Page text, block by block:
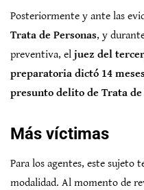
Posteriormente y ante las
Trata de Personas, y
preventiva, el juez del
preparatoria dictó 14
presunto delito de Trata de
Más víctimas
Para los agentes, este sujeto
modalidad. Al momento de